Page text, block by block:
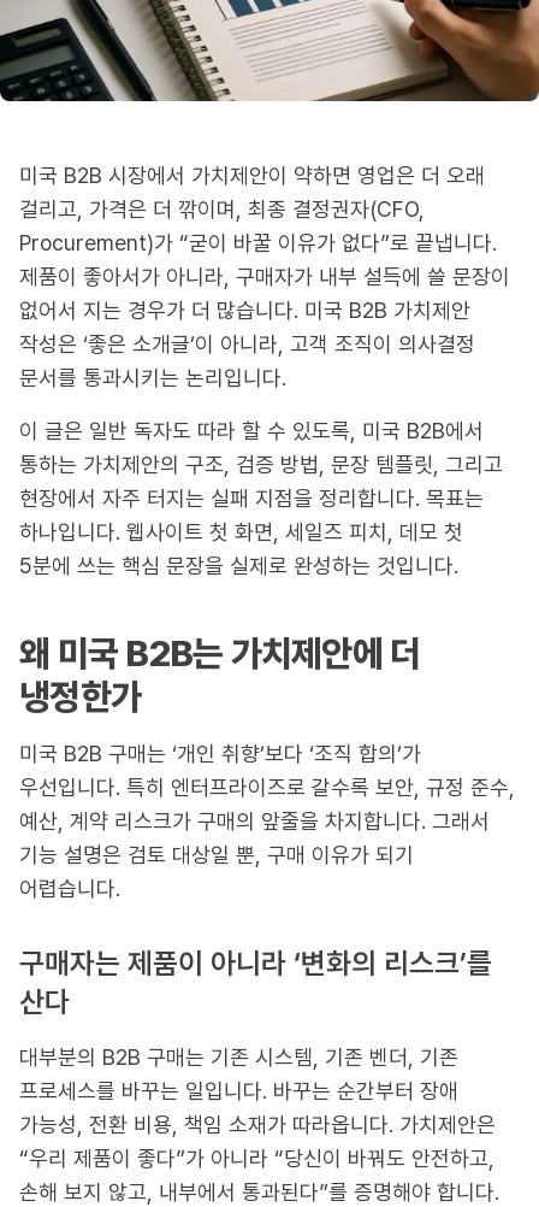
미국 B2B 시장에서 가치제안이 약하면 영업은 더 오래
걸리고, 가격은 더 깎이며, 최종 결정권자(CFO,
Procurement)가 “굳이 바꿀 이유가 없다”로 끝냅니다.
제품이 좋아서가 아니라, 구매자가 내부 설득에 쓸 문장이
없어서 지는 경우가 더 많습니다. 미국 B2B 가치제안
작성은 ‘좋은 소개글’이 아니라, 고객 조직이 의사결정
문서를 통과시키는 논리입니다.
이 글은 일반 독자도 따라 할 수 있도록, 미국 B2B에서
통하는 가치제안의 구조, 검증 방법, 문장 템플릿, 그리고
현장에서 자주 터지는 실패 지점을 정리합니다. 목표는
하나입니다. 웹사이트 첫 화면, 세일즈 피치, 데모 첫
5분에 쓰는 핵심 문장을 실제로 완성하는 것입니다.
왜 미국 B2B는 가치제안에 더
냉정한가
미국 B2B 구매는 ‘개인 취향’보다 ‘조직 합의’가
우선입니다. 특히 엔터프라이즈로 갈수록 보안, 규정 준수,
예산, 계약 리스크가 구매의 앞줄을 차지합니다. 그래서
기능 설명은 검토 대상일 뿐, 구매 이유가 되기
어렵습니다.
구매자는 제품이 아니라 ‘변화의 리스크’를
산다
대부분의 B2B 구매는 기존 시스템, 기존 벤더, 기존
프로세스를 바꾸는 일입니다. 바꾸는 순간부터 장애
가능성, 전환 비용, 책임 소재가 따라옵니다. 가치제안은
“우리 제품이 좋다”가 아니라 “당신이 바꿔도 안전하고,
손해 보지 않고, 내부에서 통과된다”를 증명해야 합니다.